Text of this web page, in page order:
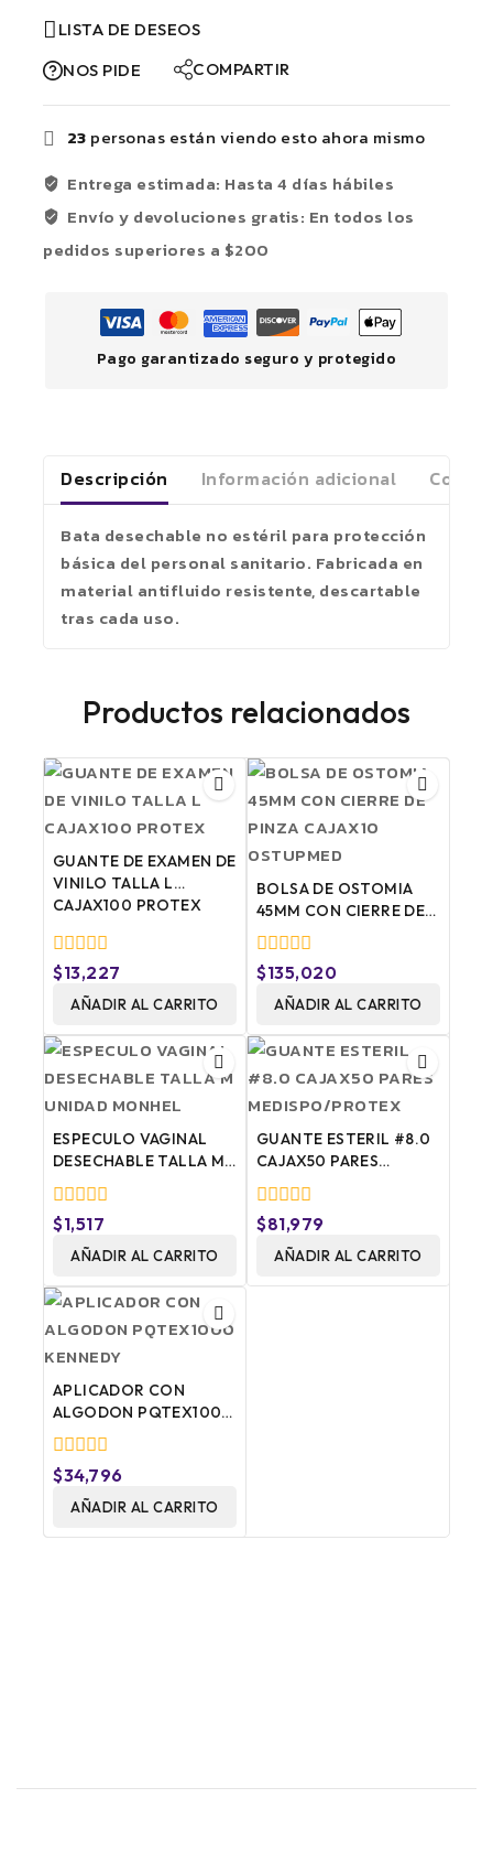
LISTA DE DESEOS
NOS PIDE
COMPARTIR
23 personas están viendo esto ahora mismo
Entrega estimada: Hasta 4 días hábiles
Envío y devoluciones gratis: En todos los
pedidos superiores a $200
Pago garantizado seguro y protegido
Descripción Información adicional
Bata desechable no estéril para protección
básica del personal sanitario. Fabricada en
material antifluido resistente, descartable
tras cada uso.
Productos relacionados
GUANTE DE EXAMEN DE
VINILO TALLA L
CAJAX100 PROTEX
0
fuera
de
$13,227
AÑADIR AL CARRITO
BOLSA DE OSTOMIA
45MM CON CIERRE DE
PINZA CAJAX10
OSTUPMED
0
fuera
de
$135,020
AÑADIR AL CARRITO
ESPECULO VAGINAL
DESECHABLE TALLA M
UNIDAD MONHEL
0
fuera
de
$1,517
AÑADIR AL CARRITO
GUANTE ESTERIL #8.0
CAJAX50 PARES
MEDISPO/PROTEX
0
fuera
de
$81,979
AÑADIR AL CARRITO
APLICADOR CON
ALGODON PQTEX1000
KENNEDY
0
fuera
de
$34,796
AÑADIR AL CARRITO